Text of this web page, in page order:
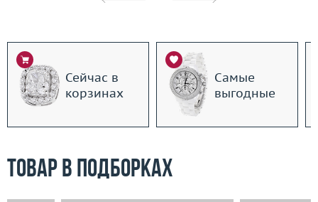
Сейчас в
корзинах
Самые
выгодные
Товар в подборках